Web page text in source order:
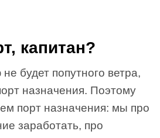
капитан?
будет попутного ветра,
назначения. Поэтому
порт назначения: мы про
заработать, про